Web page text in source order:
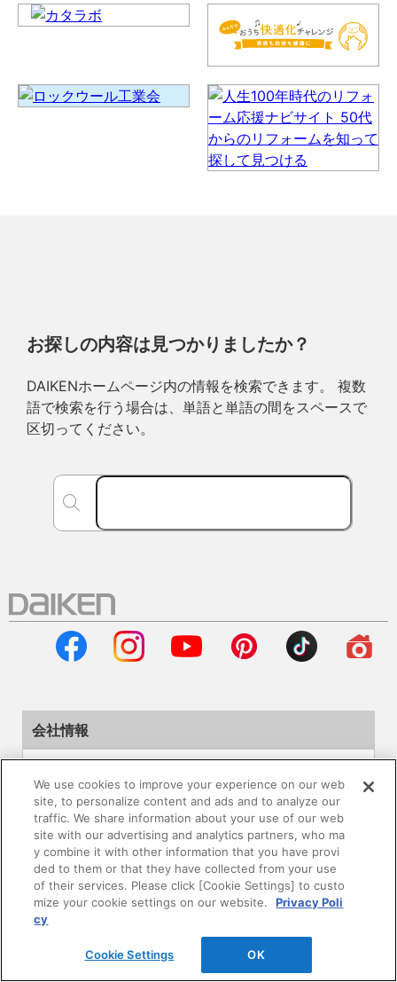
お探しの内容は見つかりましたか？
DAIKENホームページ内の情報を検索できます。 複数
語で検索を行う場合は、単語と単語の間をスペースで
区切ってください。
会社情報
サステナビリティ
採用情報
ニュースリリース
We use cookies to improve your experience on our web
site, to personalize content and ads and to analyze our
traffic. We share information about your use of our web
site with our advertising and analytics partners, who ma
y combine it with other information that you have provi
ded to them or that they have collected from your use
of their services. Please click [Cookie Settings] to custo
mize your cookie settings on our website.
Privacy Poli
cy
Cookie Settings OK